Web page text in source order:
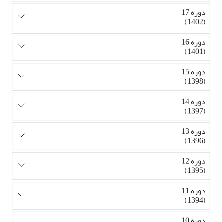
دوره 17
(1402)
دوره 16
(1401)
دوره 15
(1398)
دوره 14
(1397)
دوره 13
(1396)
دوره 12
(1395)
دوره 11
(1394)